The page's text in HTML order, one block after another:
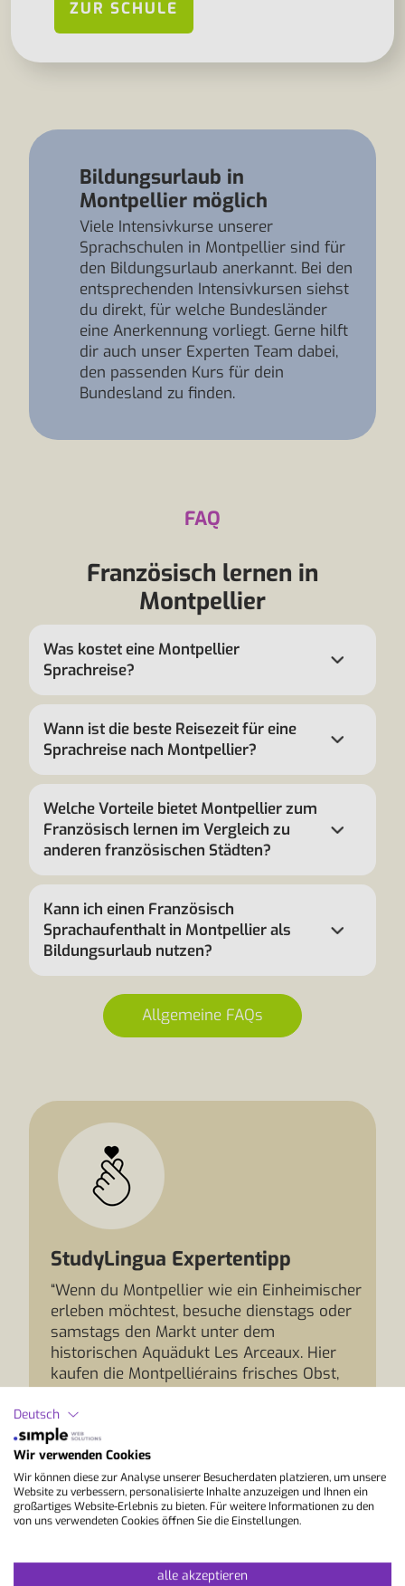
ZUR SCHULE
Bildungsurlaub in
Montpellier möglich
Viele Intensivkurse unserer
Sprachschulen in Montpellier sind für
den Bildungsurlaub anerkannt. Bei den
entsprechenden Intensivkursen siehst
du direkt, für welche Bundesländer
eine Anerkennung vorliegt. Gerne hilft
dir auch unser Experten Team dabei,
den passenden Kurs für dein
Bundesland zu finden.
FAQ
Französisch lernen in
Montpellier
Was kostet eine Montpellier
Sprachreise?
Wann ist die beste Reisezeit für eine
Sprachreise nach Montpellier?
Welche Vorteile bietet Montpellier zum
Französisch lernen im Vergleich zu
anderen französischen Städten?
Kann ich einen Französisch
Sprachaufenthalt in Montpellier als
Bildungsurlaub nutzen?
Allgemeine FAQs
StudyLingua Expertentipp
“Wenn du Montpellier wie ein Einheimischer
erleben möchtest, besuche dienstags oder
samstags den Markt unter dem
historischen Aquädukt Les Arceaux. Hier
kaufen die Montpelliérains frisches Obst,
direkt bei den Erzeugern ein. Nimm dir
etwas Proviant mit und spaziere
anschließend hinauf zur Promenade du
Peyrou. Von dort genießt du einen der
schönsten Ausblicke über die Dächer der
Stadt. So entdeckst du Montpellier von
Französisch ganz entspannt im Alltag
Deutsch
Wir verwenden Cookies
Wir können diese zur Analyse unserer Besucherdaten platzieren, um unsere
Website zu verbessern, personalisierte Inhalte anzuzeigen und Ihnen ein
großartiges Website-Erlebnis zu bieten. Für weitere Informationen zu den
von uns verwendeten Cookies öffnen Sie die Einstellungen.
alle akzeptieren